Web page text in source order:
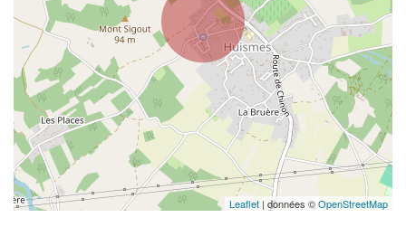
Leaflet | données ©OpenStreetMap